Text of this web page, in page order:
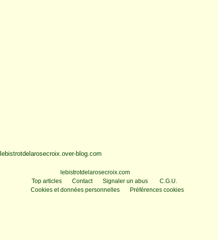
lebistrotdelarosecroix.over-blog.com
lebistrotdelarosecroix.com
Top articles
Contact Signaler un abus
C.G.U.
Cookies et données personnelles
Préférences cookies